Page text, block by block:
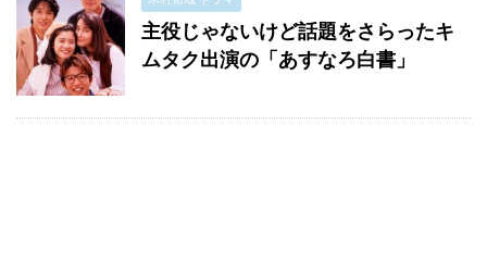
主役じゃないけど話題をさらったキ
ムタク出演の「あすなろ白書」